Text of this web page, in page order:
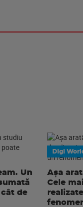
Un
de
Digi
Așa
Cele